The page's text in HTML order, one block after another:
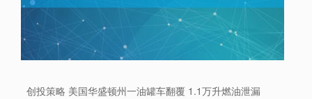
创投策略 美国华盛顿州一油罐车翻覆 1.1万升燃油泄漏